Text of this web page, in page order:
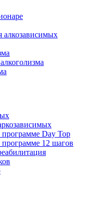
Day Top
12 шагов